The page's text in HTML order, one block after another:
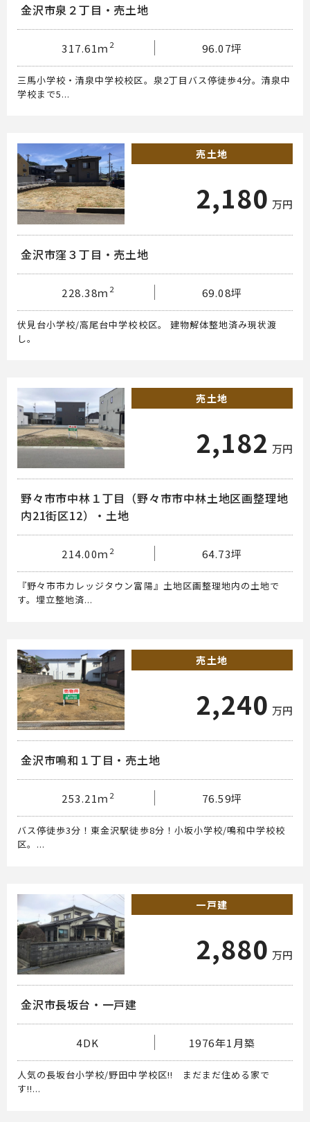
金沢市泉２丁目・売土地
317.61ｍ 2 96.07坪
三馬小学校・清泉中学校校区。泉2丁目バス停徒歩4分。清泉中
学校まで5...
売土地
2,180 万円
金沢市窪３丁目・売土地
228.38ｍ 2 69.08坪
伏見台小学校/高尾台中学校校区。 建物解体整地済み現状渡
し。
売土地
2,182 万円
野々市市中林１丁目（野々市市中林土地区画整理地
内21街区12）・土地
214.00ｍ 2 64.73坪
『野々市市カレッジタウン富陽』土地区画整理地内の土地で
す。埋立整地済...
売土地
2,240 万円
金沢市鳴和１丁目・売土地
253.21ｍ 2 76.59坪
バス停徒歩3分！東金沢駅徒歩8分！小坂小学校/鳴和中学校校
区。...
一戸建
2,880 万円
金沢市長坂台・一戸建
4DK 1976年1月築
人気の長坂台小学校/野田中学校区!! まだまだ住める家で
す!!...